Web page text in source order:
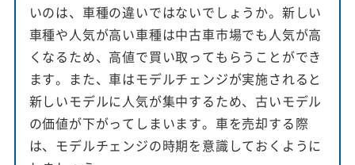
いのは、車種の違いではないでしょうか。新しい
車種や人気が高い車種は中古車市場でも人気が高
くなるため、高値で買い取ってもらうことができ
ます。また、車はモデルチェンジが実施されると
新しいモデルに人気が集中するため、古いモデル
の価値が下がってしまいます。車を売却する際
は、モデルチェンジの時期を意識しておくように